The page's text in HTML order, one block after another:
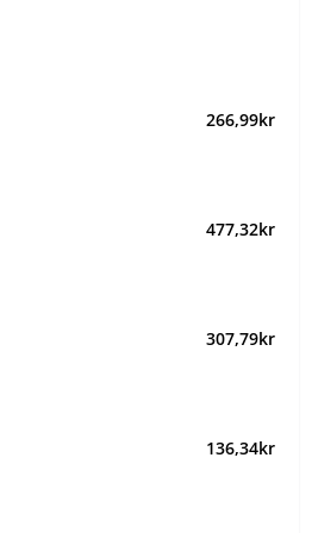
266,99kr
477,32kr
307,79kr
136,34kr